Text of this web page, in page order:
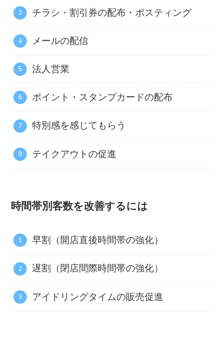
チラシ・割引券の配布・ポスティング
メールの配信
法人営業
ポイント・スタンプカードの配布
特別感を感じてもらう
テイクアウトの促進
時間帯別客数を改善するには
早割（開店直後時間帯の強化）
遅割（閉店間際時間帯の強化）
アイドリングタイムの販売促進